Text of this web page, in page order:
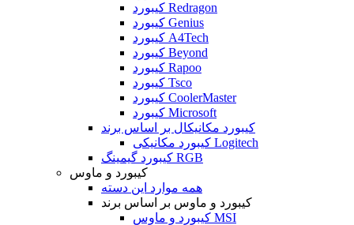
کیبورد Redragon
کیبورد Genius
کیبورد A4Tech
کیبورد Beyond
کیبورد Rapoo
کیبورد Tsco
کیبورد CoolerMaster
کیبورد Microsoft
کیبورد مکانیکال بر اساس برند
کیبورد مکانیکی Logitech
کیبورد گیمینگ RGB
کیبورد و ماوس
همه موارد این دسته
کیبورد و ماوس بر اساس برند
کیبورد و ماوس MSI